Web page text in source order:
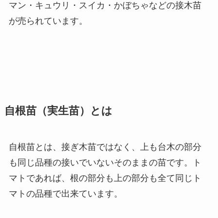
マン・キュウリ・スイカ・かぼちゃなどの接木苗
が売られています。
自根苗（実生苗）とは
自根苗とは、接ぎ木苗ではなく、上も台木の部分
も同じ品種の接いでいないそのままの苗です。ト
マトであれば、根の部分も上の部分も全て同じト
マトの品種で出来ています。